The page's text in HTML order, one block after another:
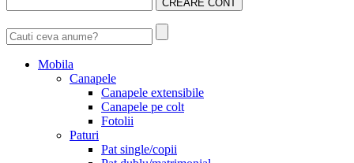
Mobila
Canapele
Canapele extensibile
Canapele pe colt
Fotolii
Paturi
Pat single/copii